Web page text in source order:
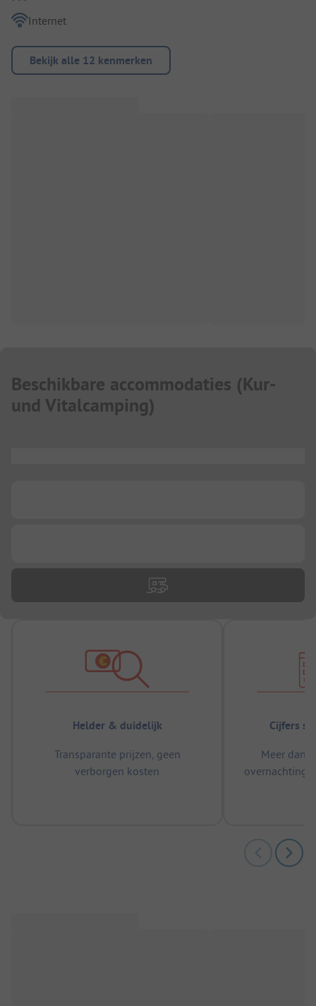
Internet
Bekijk alle 12 kenmerken
Beschikbare accommodaties (Kur-
und Vitalcamping)
Helder & duidelijk
Transparante prijzen, geen
verborgen kosten
Cijfers
Meer dan